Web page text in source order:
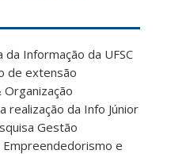
da Informação da UFSC
de extensão
Organização
realização da Info Júnior
Gestão
e